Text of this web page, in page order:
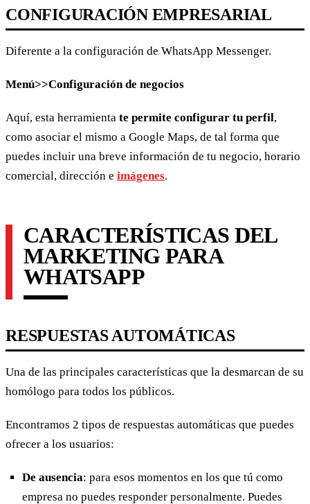
CONFIGURACIÓN EMPRESARIAL
Diferente a la configuración de WhatsApp Messenger.
Menú>>Configuración de negocios
Aquí, esta herramienta te permite configurar tu perfil,
como asociar el mismo a Google Maps, de tal forma que
puedes incluir una breve información de tu negocio, horario
comercial, dirección e imágenes.
CARACTERÍSTICAS DEL
MARKETING PARA
WHATSAPP
RESPUESTAS AUTOMÁTICAS
Una de las principales características que la desmarcan de su
homólogo para todos los públicos.
Encontramos 2 tipos de respuestas automáticas que puedes
ofrecer a los usuarios:
De ausencia: para esos momentos en los que tú como
empresa no puedes responder personalmente. Puedes